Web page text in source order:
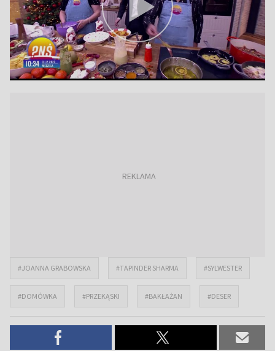
#JOANNA GRABOWSKA #TAPINDER SHARMA #SYLWESTER
#DOMÓWKA #PRZEKĄSKI #BAKŁAŻAN #DESER